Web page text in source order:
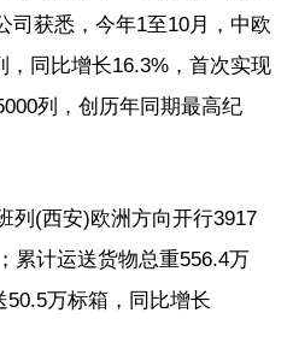
司获悉，今年1至10月，中欧
，同比增长16.3%，首次实现
列，创历年同期最高纪
列(西安)欧洲方向开行3917
累计运送货物总重556.4万
万标箱，同比增长